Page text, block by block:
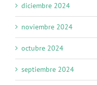
diciembre 2024
noviembre 2024
octubre 2024
septiembre 2024